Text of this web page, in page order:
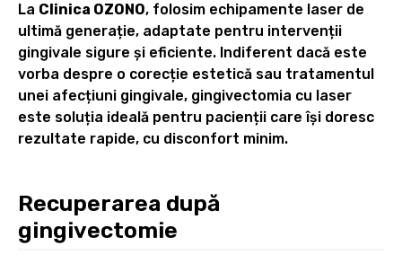
La Clinica OZONO, folosim echipamente laser de
ultimă generație, adaptate pentru intervenții
gingivale sigure și eficiente. Indiferent dacă este
vorba despre o corecție estetică sau tratamentul
unei afecțiuni gingivale, gingivectomia cu laser
este soluția ideală pentru pacienții care își doresc
rezultate rapide, cu disconfort minim.
Recuperarea după
gingivectomie